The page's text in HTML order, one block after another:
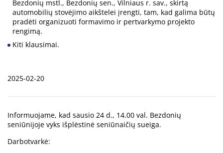
Bezdonių mstl., Bezdonių sen., Vilniaus r. sav., skirtą
automobilių stovėjimo aikštelei įrengti, tam, kad galima būtų
pradėti organizuoti formavimo ir pertvarkymo projekto
rengimą.
Kiti klausimai.
2025-02-20
Informuojame, kad sausio 24 d., 14.00 val. Bezdonių
seniūnijoje vyks išplėstinė seniūnaičių sueiga.
Darbotvarkė: